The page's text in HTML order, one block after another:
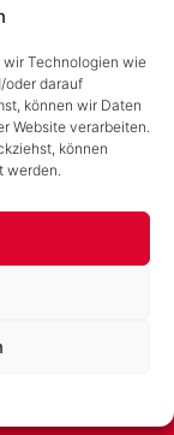
wir Technologien wie
oder darauf
können wir Daten
Website verarbeiten.
können
werden.
Sie Ihren
Passwort
*Erforderlich